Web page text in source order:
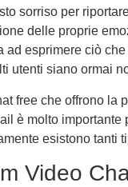
sorriso per
delle proprie
ad esprimere ciò
utenti siano ormai
free che offrono la
è molto
esistono tanti
Video